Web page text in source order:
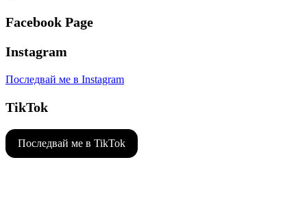
Facebook Page
Instagram
Последвай ме в Instagram
TikTok
Последвай ме в TikTok